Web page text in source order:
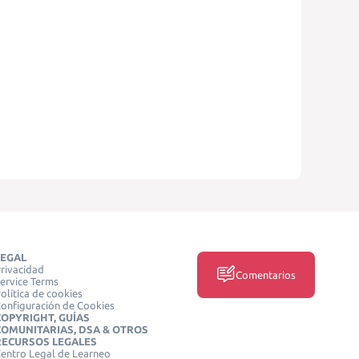
Terms
de cookies
de Cookies
GUÍAS
DSA & OTROS
LEGALES
Legal de Learneo
Comentarios